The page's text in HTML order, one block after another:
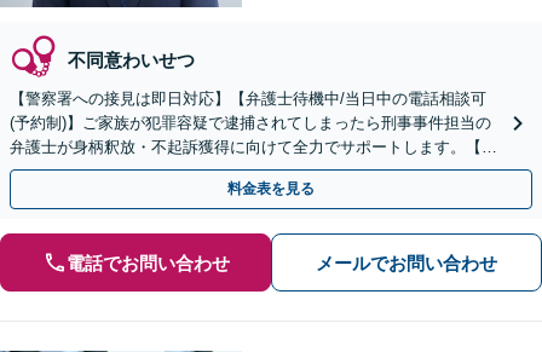
不同意わいせつ
【警察署への接見は即日対応】【弁護士待機中/当日中の電話相談可
(予約制)】ご家族が犯罪容疑で逮捕されてしまったら刑事事件担当の
弁護士が身柄釈放・不起訴獲得に向けて全力でサポートします。【毎
月100名以上の相談実績】【全国対応】
料金表を見る
電話でお問い合わせ メールでお問い合わせ